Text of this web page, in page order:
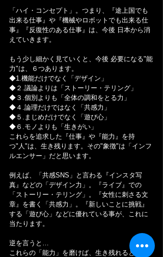
「ハイ・コンセプト」。つまり、『途上国でも
出来る仕事』や『機械やロボットでも出来る仕
事』『反復性のある仕事』は、今後 日本から消
えていきます。
もう少し細かく見ていくと、今後 必要になる"能
力"は、６つあります。
◆1.機能だけでなく「デザイン」
◆２.議論よりは「ストーリー・テリング」
◆３.個別よりも「全体の調和をとる力」
◆４.論理だけではなく「共感力」
◆５.まじめだけでなく「遊び心」
◆６.モノよりも「生きがい」
これらを追求した『仕事』や『能力』を持
つ"人"は、生き残ります。その"象徴"は「インフ
ルエンサー」だと思います。
例えば、「共感SNS」と言わる『インスタ写
真』などの「デザイン力」。『ライブ』での
「ストーリー・テリング」。『女性に刺さる文
章』を書く「共感力」。『新しいことに挑戦』
する「遊び心」などに優れている事が、これに
当たります。
逆を言うと…
これらの「能力」を磨けば、生き残れるという